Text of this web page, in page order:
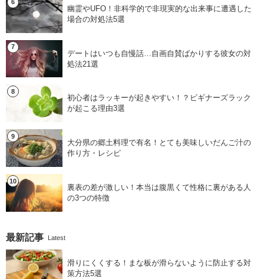
幽霊やUFO！非科学的で非現実的な出来事に遭遇した
場合の対処法5選
デートはいつも自慢話…自画自賛ばかりする彼女の対
処法21選
初心者はラッキーが起きやすい！？ビギナーズラック
が起こる理由3選
大分県の郷土料理で有名！とても美味しいだんご汁の
作り方・レシピ
裏表の差が激しい！本当は腹黒くて性格に裏がある人
の3つの特徴
最新記事 Latest
滑りにくくする！まな板が滑らないように防止する対
策方法5選